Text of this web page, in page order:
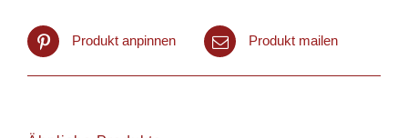
Produkt anpinnen Produkt mailen